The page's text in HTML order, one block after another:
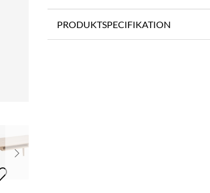
PRODUKTSPECIFIKATION